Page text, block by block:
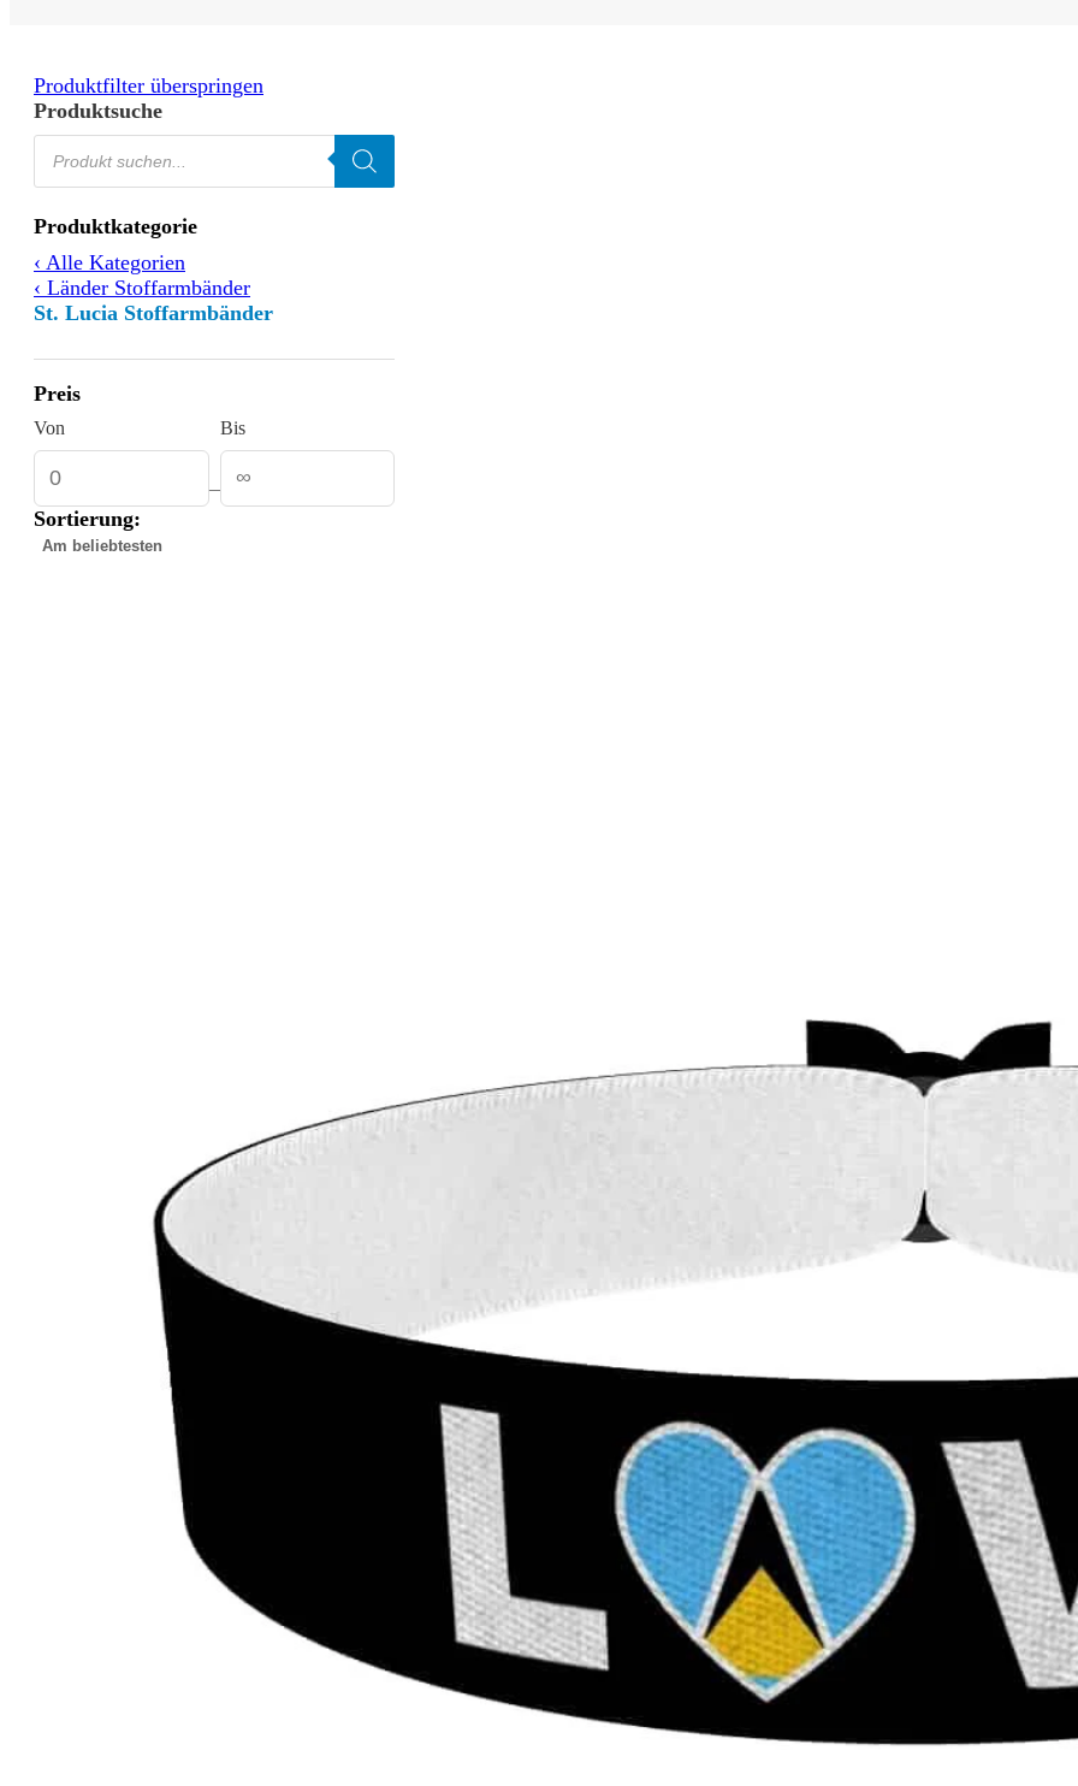
Produktfilter überspringen
Produktsuche
Products
search
Filtern
nach
Produktkategorie
‹ Alle Kategorien
‹ Länder Stoffarmbänder
St. Lucia Stoffarmbänder
Preis
Von
–
Bis
Sortierung: